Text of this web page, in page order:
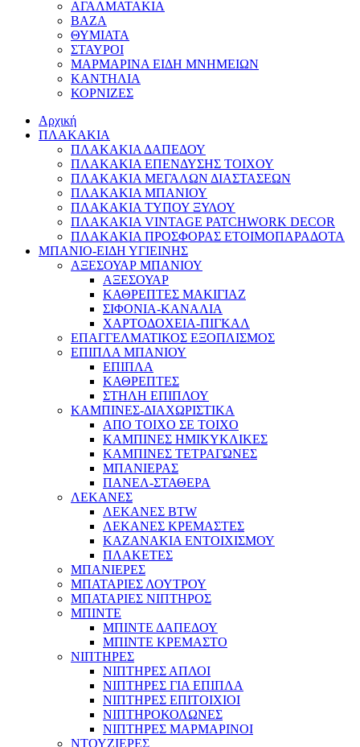
ΑΓΑΛΜΑΤΑΚΙΑ
ΒΑΖΑ
ΘΥΜΙΑΤΑ
ΣΤΑΥΡΟΙ
ΜΑΡΜΑΡΙΝΑ ΕΙΔΗ ΜΝΗΜΕΙΩΝ
ΚΑΝΤΗΛΙΑ
ΚΟΡΝΙΖΕΣ
Αρχική
ΠΛΑΚΑΚΙΑ
ΠΛΑΚΑΚΙΑ ΔΑΠΕΔΟΥ
ΠΛΑΚΑΚΙΑ ΕΠΕΝΔΥΣΗΣ ΤΟΙΧΟΥ
ΠΛΑΚΑΚΙΑ ΜΕΓΑΛΩΝ ΔΙΑΣΤΑΣΕΩΝ
ΠΛΑΚΑΚΙΑ ΜΠΑΝΙΟΥ
ΠΛΑΚΑΚΙΑ ΤΥΠΟΥ ΞΥΛΟΥ
ΠΛΑΚΑΚΙΑ VINTAGE PATCHWORK DECOR
ΠΛΑΚΑΚΙΑ ΠΡΟΣΦΟΡΑΣ ΕΤΟΙΜΟΠΑΡΑΔΟΤΑ
ΜΠΑΝΙΟ-ΕΙΔΗ ΥΓΙΕΙΝΗΣ
ΑΞΕΣΟΥΑΡ ΜΠΑΝΙΟΥ
ΑΞΕΣΟΥΑΡ
ΚΑΘΡΕΠΤΕΣ ΜΑΚΙΓΙΑΖ
ΣΙΦΟΝΙΑ-ΚΑΝΑΛΙΑ
ΧΑΡΤΟΔΟΧΕΙΑ-ΠΙΓΚΑΛ
ΕΠΑΓΓΕΛΜΑΤΙΚΟΣ ΕΞΟΠΛΙΣΜΟΣ
ΕΠΙΠΛΑ ΜΠΑΝΙΟΥ
ΕΠΙΠΛΑ
ΚΑΘΡΕΠΤΕΣ
ΣΤΗΛΗ ΕΠΙΠΛΟΥ
ΚΑΜΠΙΝΕΣ-ΔΙΑΧΩΡΙΣΤΙΚΑ
ΑΠΟ ΤΟΙΧΟ ΣΕ ΤΟΙΧΟ
ΚΑΜΠΙΝΕΣ ΗΜΙΚΥΚΛΙΚΕΣ
ΚΑΜΠΙΝΕΣ ΤΕΤΡΑΓΩΝΕΣ
ΜΠΑΝΙΕΡΑΣ
ΠΑΝΕΛ-ΣΤΑΘΕΡΑ
ΛΕΚΑΝΕΣ
ΛΕΚΑΝΕΣ BTW
ΛΕΚΑΝΕΣ ΚΡΕΜΑΣΤΕΣ
ΚΑΖΑΝΑΚΙΑ ΕΝΤΟΙΧΙΣΜΟΥ
ΠΛΑΚΕΤΕΣ
ΜΠΑΝΙΕΡΕΣ
ΜΠΑΤΑΡΙΕΣ ΛΟΥΤΡΟΥ
ΜΠΑΤΑΡΙΕΣ ΝΙΠΤΗΡΟΣ
ΜΠΙΝΤΕ
ΜΠΙΝΤΕ ΔΑΠΕΔΟΥ
ΜΠΙΝΤΕ ΚΡΕΜΑΣΤΟ
ΝΙΠΤΗΡΕΣ
ΝΙΠΤΗΡΕΣ ΑΠΛΟΙ
ΝΙΠΤΗΡΕΣ ΓΙΑ ΕΠΙΠΛΑ
ΝΙΠΤΗΡΕΣ ΕΠΙΤΟΙΧΙΟΙ
ΝΙΠΤΗΡΟΚΟΛΩΝΕΣ
ΝΙΠΤΗΡΕΣ ΜΑΡΜΑΡΙΝΟΙ
ΝΤΟΥΖΙΕΡΕΣ